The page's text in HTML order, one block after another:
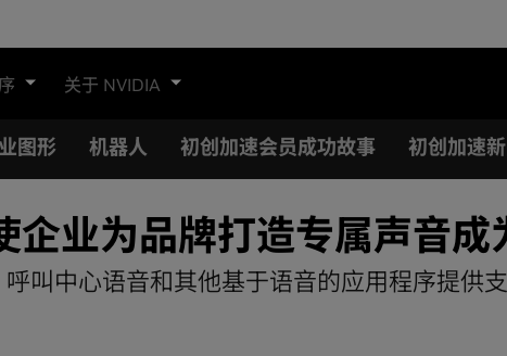
关于 NVIDIA
图形 机器人 初创加速会员成功故事 初创加速
企业为品牌打造专属声音成
叫中心语音和其他基于语音的应用程序提供